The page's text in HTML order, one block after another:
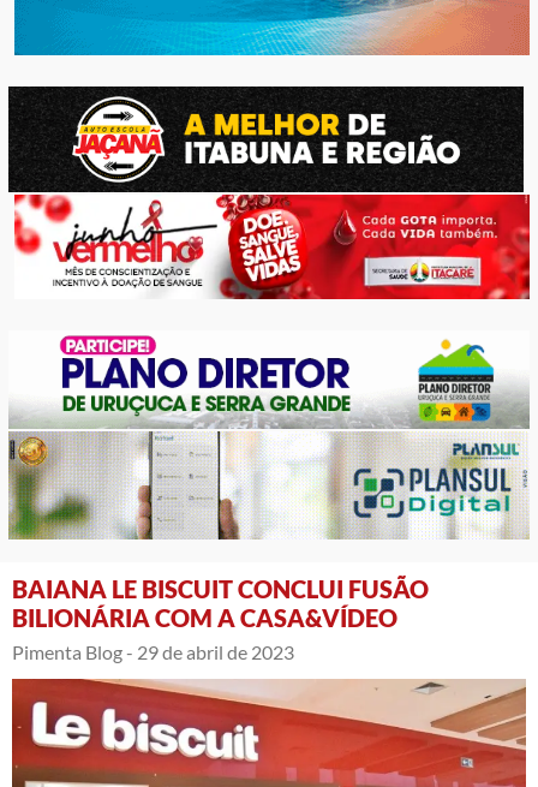
BAIANA LE BISCUIT CONCLUI FUSÃO
BILIONÁRIA COM A CASA&VÍDEO
Pimenta Blog - 29 de abril de 2023